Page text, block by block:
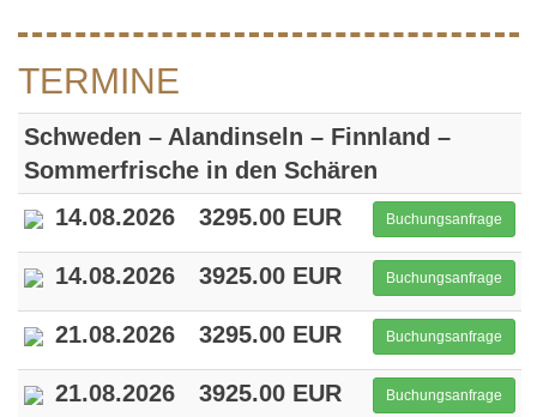
TERMINE
Schweden – Alandinseln – Finnland –
Sommerfrische in den Schären
14.08.2026
3295.00 EUR Buchungsanfrage
14.08.2026 3925.00 EUR Buchungsanfrage
21.08.2026 3295.00 EUR Buchungsanfrage
21.08.2026 3925.00 EUR Buchungsanfrage